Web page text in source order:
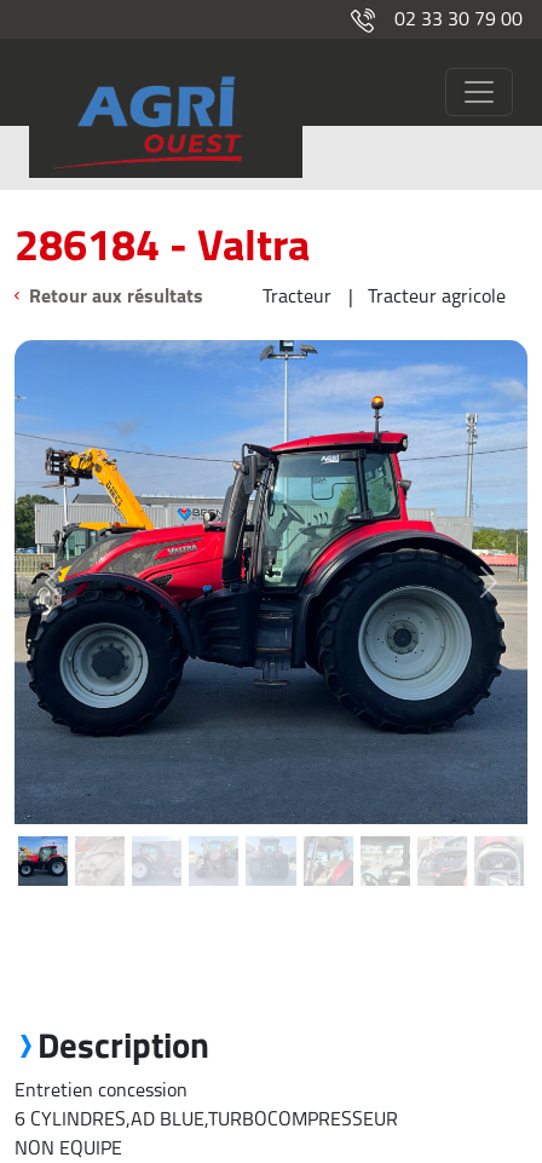
02 33 30 79 00
Occasions286184
286184 - Valtra
Retour aux résultats Tracteur Tracteur agricole
Previous Next
Description
Entretien concession
6 CYLINDRES,AD BLUE,TURBOCOMPRESSEUR
NON EQUIPE